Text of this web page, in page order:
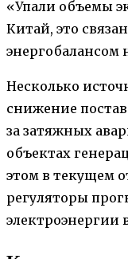
«Упали объемы
Китай, это
энергобалансом
Несколько
снижение
за затяжных
объектах
этом в текущем
регуляторы
электроэнергии